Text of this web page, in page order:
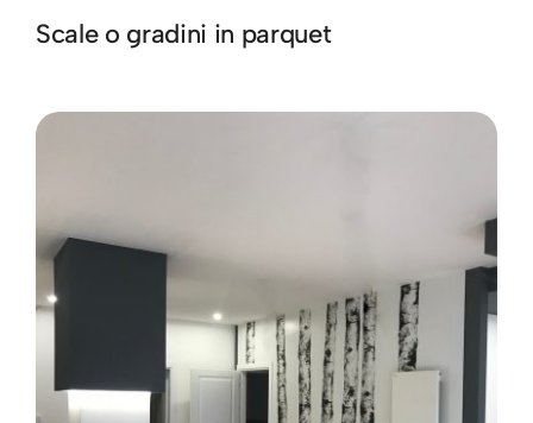
Scale o gradini in parquet